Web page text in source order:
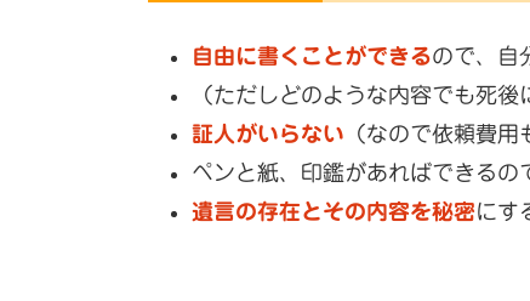
自由に書くことができるので、自
（ただしどのような内容でも死
証人がいらない （なので依頼費用
ペンと紙、印鑑があればできるの
遺言の存在とその内容を秘密にす